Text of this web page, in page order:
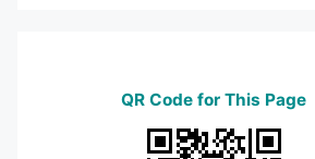
QR Code for This Page